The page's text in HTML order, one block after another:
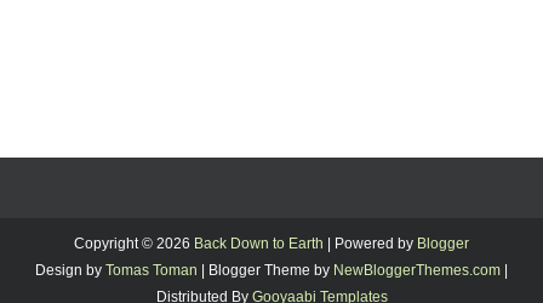
Copyright © 2026 Back Down to Earth | Powered by Blogger
Design by Tomas Toman | Blogger Theme by NewBloggerThemes.com
Distributed By Gooyaabi Templates